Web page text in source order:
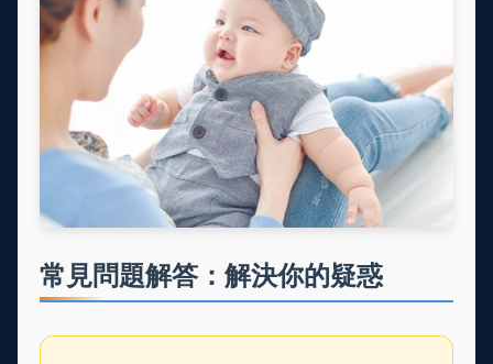
常見問題解答：解決你的疑惑